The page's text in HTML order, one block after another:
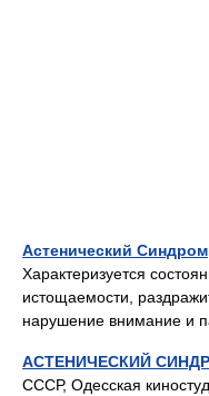
Астенический Синдром
Характеризуется
истощаемости,
нарушение внимание и
АСТЕНИЧЕСКИЙ
СССР, Одесская